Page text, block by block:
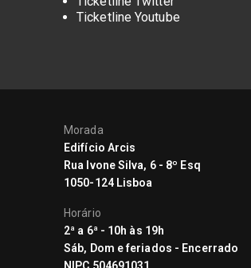
Ticketline Youtube
Morada
Edifício Arcis
Rua Ivone Silva, 6 - 8º Esq
1050-124 Lisboa
Horário
2ª a 6ª - 10h às 19h
Sáb, Dom e feriados - Encerrado